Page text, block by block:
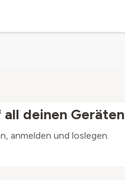
deinen Geräten
anmelden und loslegen.